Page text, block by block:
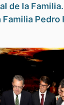
de la
Pedro